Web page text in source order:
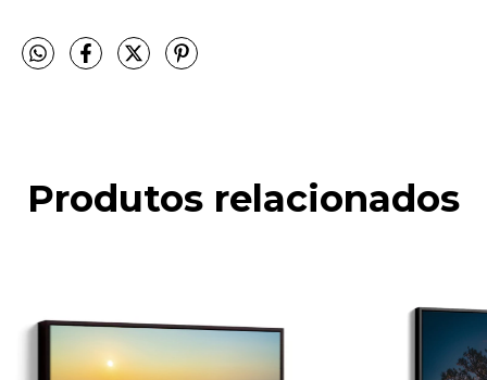
Produtos relacionados